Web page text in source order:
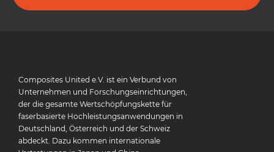
Composites United e.V. ist ein Verbund von
Unternehmen und Forschungseinrichtungen,
der die gesamte Wertschöpfungskette für
faserbasierte Hochleistungsanwendungen in
Deutschland, Österreich und der Schweiz
abdeckt. Dazu kommen internationale